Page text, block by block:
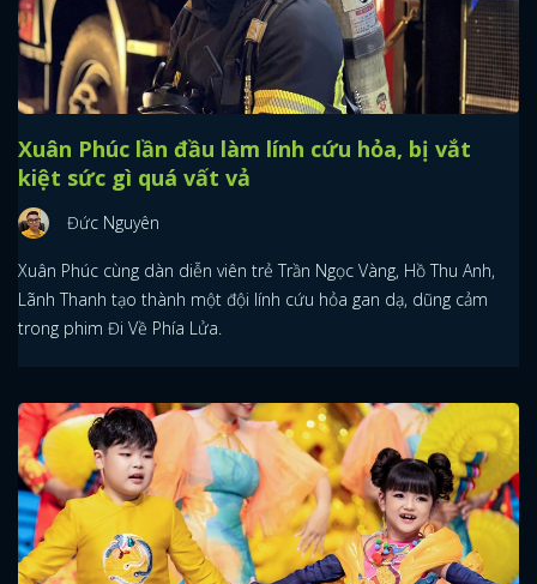
Xuân Phúc lần đầu làm lính cứu hỏa, bị vắt
kiệt sức gì quá vất vả
Đức Nguyên
Xuân Phúc cùng dàn diễn viên trẻ Trần Ngọc Vàng, Hồ Thu Anh,
Lãnh Thanh tạo thành một đội lính cứu hỏa gan dạ, dũng cảm
trong phim Đi Về Phía Lửa.